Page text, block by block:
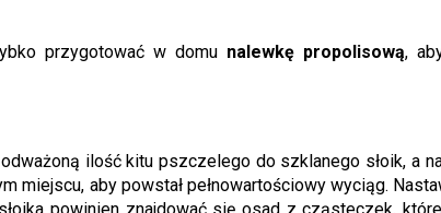
przygotować w domu nalewkę propolisową,
ilość kitu pszczelego do szklanego słoik, a
miejscu, aby powstał pełnowartościowy wyciąg.